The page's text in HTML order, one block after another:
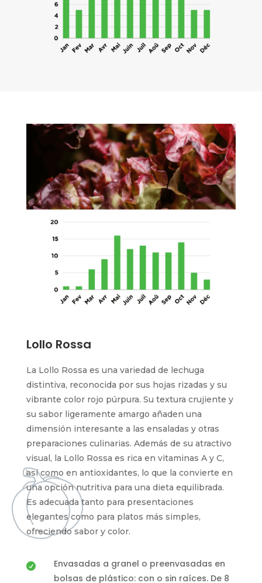
Lollo Rossa
La Lollo Rossa es una variedad de lechuga
distintiva, reconocida por sus hojas rizadas y su
vibrante color rojo púrpura. Su textura crujiente y
su sabor ligeramente amargo añaden una
dimensión interesante a las ensaladas y otras
preparaciones culinarias. Además de su atractivo
visual, la Lollo Rossa es rica en vitaminas A y C,
así como en antioxidantes, lo que la convierte en
una opción nutritiva para una dieta equilibrada.
Es adecuada tanto para presentaciones
elegantes como para platos más simples,
ofreciendo sabor y color.

Envasadas a granel o preenvasadas en
bolsas de plástico: con o sin raíces. De 8